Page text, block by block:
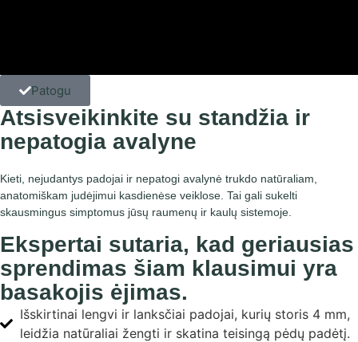
Patogu
Atsisveikinkite su standžia ir
nepatogia avalyne
Kieti, nejudantys padojai ir nepatogi avalynė trukdo natūraliam,
anatomiškam judėjimui kasdienėse veiklose. Tai gali sukelti
skausmingus simptomus jūsų raumenų ir kaulų sistemoje.
Ekspertai sutaria, kad geriausias
sprendimas šiam klausimui yra
basakojis ėjimas.
Išskirtinai lengvi ir lanksčiai padojai, kurių storis 4 mm,
leidžia natūraliai žengti ir skatina teisingą pėdų padėtį.